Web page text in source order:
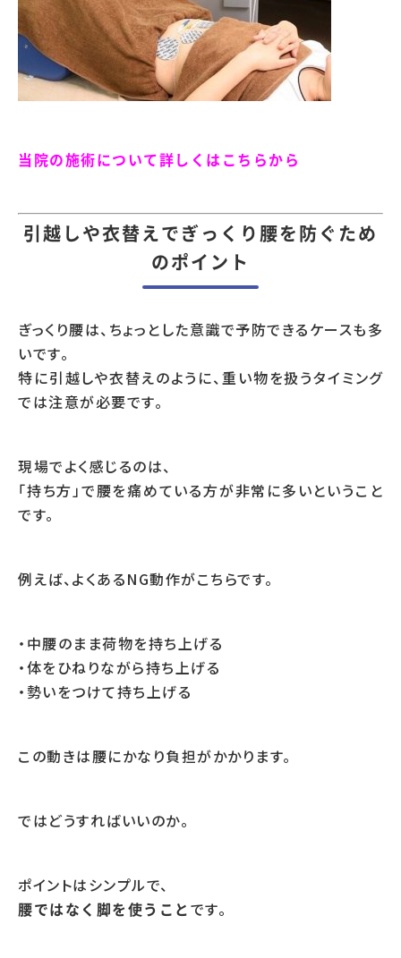
当院の施術について詳しくはこちらから
引越しや衣替えでぎっくり腰を防ぐため
のポイント
ぎっくり腰は、ちょっとした意識で予防できるケースも多
いです。
特に引越しや衣替えのように、重い物を扱うタイミング
では注意が必要です。
現場でよく感じるのは、
「持ち方」で腰を痛めている方が非常に多いということ
です。
例えば、よくあるNG動作がこちらです。
・中腰のまま荷物を持ち上げる
・体をひねりながら持ち上げる
・勢いをつけて持ち上げる
この動きは腰にかなり負担がかかります。
ではどうすればいいのか。
ポイントはシンプルで、
腰ではなく脚を使うこと です。